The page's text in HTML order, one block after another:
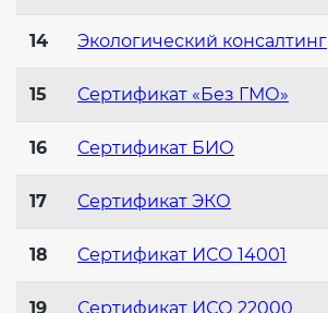
14 Экологический консалтинг
15 Сертификат «Без ГМО»
16 Сертификат БИО
17 Сертификат ЭКО
18 Сертификат ИСО 14001
19 Сертификат ИСО 22000